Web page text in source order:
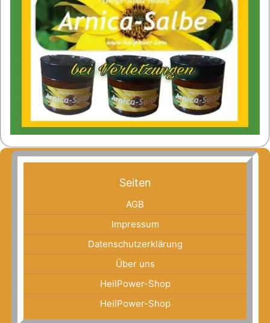
Seiten
AGB
Impressum
Datenschutzerklärung
Über uns
HeilPower-Shop
HeilPower-Shop